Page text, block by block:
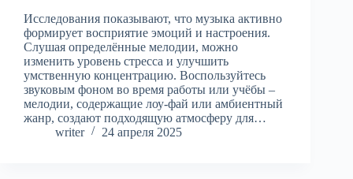
Исследования показывают, что музыка активно
формирует восприятие эмоций и настроения.
Слушая определённые мелодии, можно
изменить уровень стресса и улучшить
умственную концентрацию. Воспользуйтесь
звуковым фоном во время работы или учёбы –
мелодии, содержащие лоу-фай или амбиентный
жанр, создают подходящую атмосферу для…
writer
24 апреля 2025